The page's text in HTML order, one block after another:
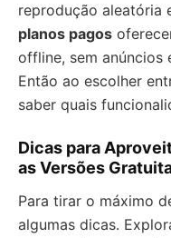
reprodução aleatória
planos pagos
offline, sem anúncios
Então ao escolher
saber quais
Dicas para
as Versões
Para tirar o máximo
algumas dicas.